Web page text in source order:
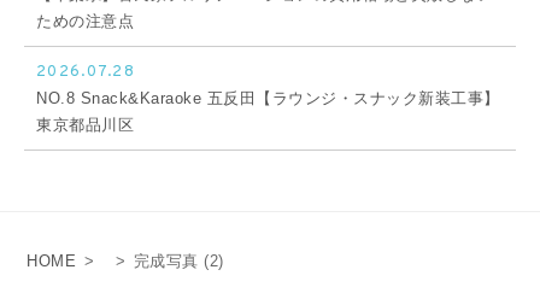
ための注意点
2026.07.28
NO.8 Snack&Karaoke 五反田【ラウンジ・スナック新装工事】
東京都品川区
HOME > > 完成写真 (2)